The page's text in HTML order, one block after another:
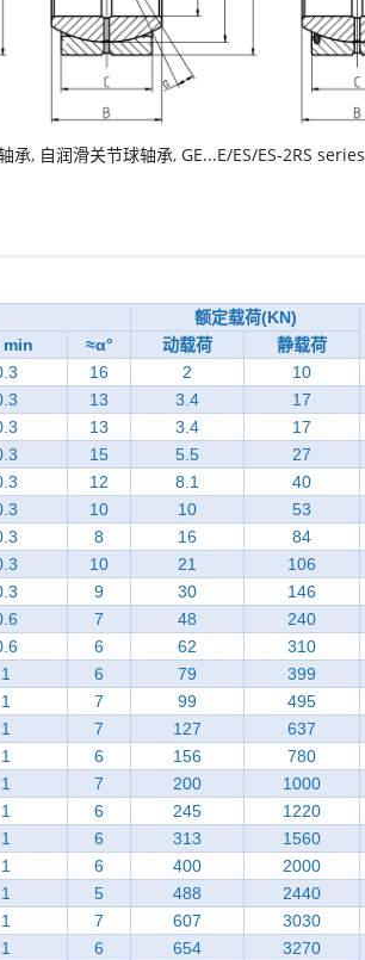
承, 自润滑关节球轴承, GE...E/ES/ES-2RS series
额定载荷(KN)
min ≈α° 动载荷
静载荷
16 2 10
13 3.4 17
13 3.4 17
15 5.5 27
12 8.1 40
10 10 53
8 16 84
10 21 106
9 30 146
7 48 240
6 62 310
1 6 79 399
1 7 99 495
1 7 127 637
1 6 156 780
1 7 200 1000
1 6 245 1220
1 6 313 1560
1 6 400 2000
1 5 488 2440
1 7 607 3030
1 6 654 3270